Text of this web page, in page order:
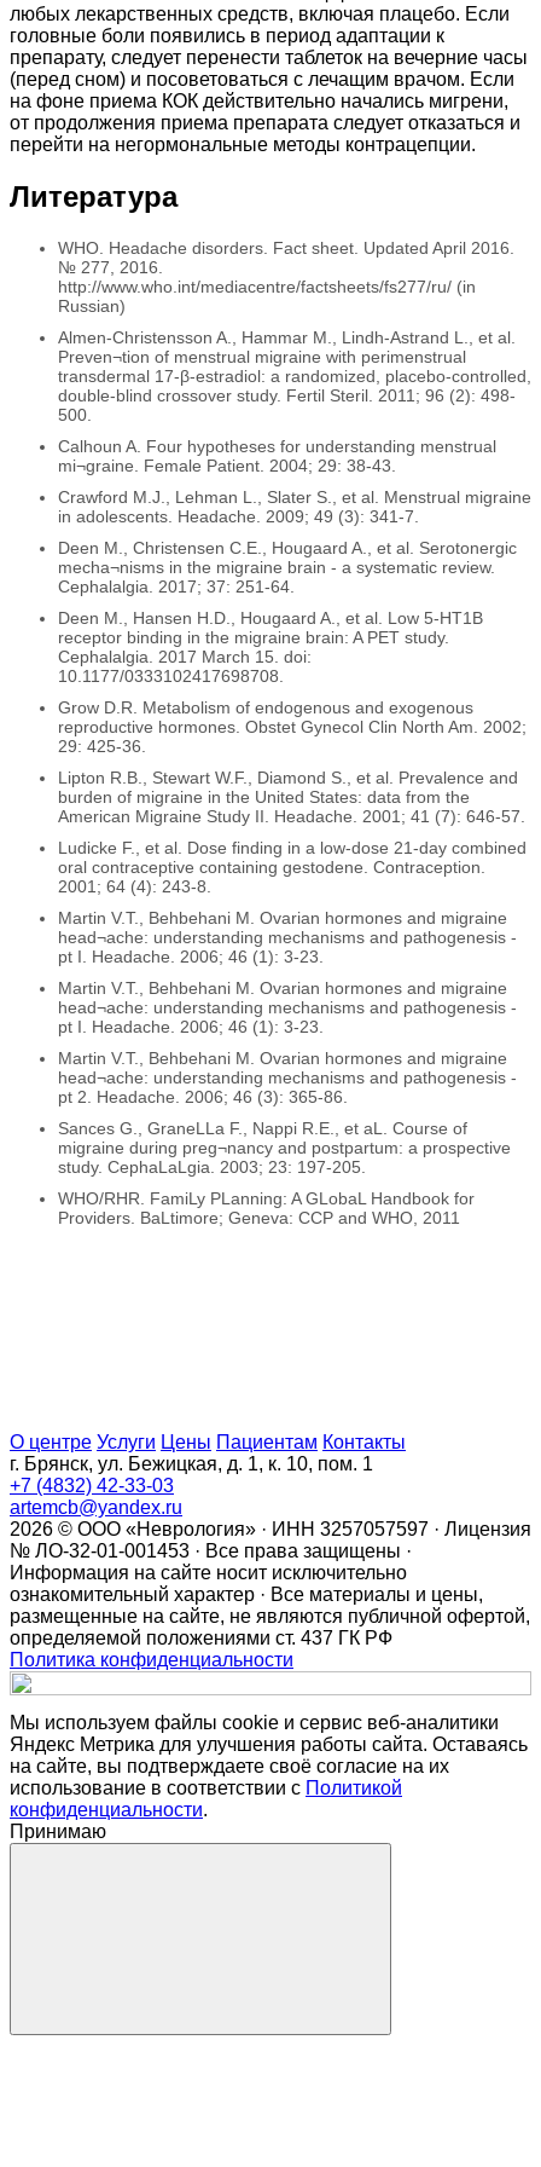
любых лекарственных средств, включая плацебо. Если
головные боли появились в период адаптации к
препарату, следует перенести таблеток на вечерние часы
(перед сном) и посоветоваться с лечащим врачом. Если
на фоне приема КОК действительно начались мигрени,
от продолжения приема препарата следует отказаться и
перейти на негормональные методы контрацепции.
Литература
WHO. Headache disorders. Fact sheet. Updated April 2016.
№ 277, 2016.
http://www.who.int/mediacentre/factsheets/fs277/ru/ (in
Russian)
Almen-Christensson A., Hammar M., Lindh-Astrand L., et al.
Preven¬tion of menstrual migraine with perimenstrual
transdermal 17-β-estradiol: a randomized, placebo-controlled,
double-blind crossover study. Fertil Steril. 2011; 96 (2): 498-
500.
Calhoun A. Four hypotheses for understanding menstrual
mi¬graine. Female Patient. 2004; 29: 38-43.
Crawford M.J., Lehman L., Slater S., et al. Menstrual migraine
in adolescents. Headache. 2009; 49 (3): 341-7.
Deen M., Christensen C.E., Hougaard A., et al. Serotonergic
mecha¬nisms in the migraine brain - a systematic review.
Cephalalgia. 2017; 37: 251-64.
Deen M., Hansen H.D., Hougaard A., et al. Low 5-HT1B
receptor binding in the migraine brain: A PET study.
Cephalalgia. 2017 March 15. doi:
10.1177/0333102417698708.
Grow D.R. Metabolism of endogenous and exogenous
reproductive hormones. Obstet Gynecol Clin North Am. 2002;
29: 425-36.
Lipton R.B., Stewart W.F., Diamond S., et al. Prevalence and
burden of migraine in the United States: data from the
American Migraine Study II. Headache. 2001; 41 (7): 646-57.
Ludicke F., et al. Dose finding in a low-dose 21-day combined
oral contraceptive containing gestodene. Contraception.
2001; 64 (4): 243-8.
Martin V.T., Behbehani M. Ovarian hormones and migraine
head¬ache: understanding mechanisms and pathogenesis -
pt I. Headache. 2006; 46 (1): 3-23.
Martin V.T., Behbehani M. Ovarian hormones and migraine
head¬ache: understanding mechanisms and pathogenesis -
pt I. Headache. 2006; 46 (1): 3-23.
Martin V.T., Behbehani M. Ovarian hormones and migraine
head¬ache: understanding mechanisms and pathogenesis -
pt 2. Headache. 2006; 46 (3): 365-86.
Sances G., GraneLLa F., Nappi R.E., et aL. Course of
migraine during preg¬nancy and postpartum: a prospective
study. CephaLaLgia. 2003; 23: 197-205.
WHO/RHR. FamiLy PLanning: A GLobaL Handbook for
Providers. BaLtimore; Geneva: CCP and WHO, 2011
О центре Услуги Цены Пациентам Контакты
г. Брянск, ул. Бежицкая, д. 1, к. 10, пом. 1
+7 (4832) 42-33-03
artemcb@yandex.ru
2026 © ООО «Неврология» · ИНН 3257057597 · Лицензия
№ ЛО-32-01-001453 · Все права защищены ·
Информация на сайте носит исключительно
ознакомительный характер · Все материалы и цены,
размещенные на сайте, не являются публичной офертой,
определяемой положениями ст. 437 ГК РФ
Политика конфиденциальности
Мы используем файлы cookie и сервис веб-аналитики
Яндекс Метрика для улучшения работы сайта. Оставаясь
на сайте, вы подтверждаете своё согласие на их
использование в соответствии с Политикой
конфиденциальности.
Принимаю